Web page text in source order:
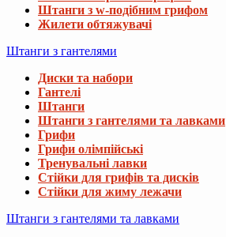
Штанги з w-подібним грифом
Жилети обтяжувачі
Штанги з гантелями
Диски та набори
Гантелі
Штанги
Штанги з гантелями та лавками
Грифи
Грифи олімпійські
Тренувальні лавки
Стійки для грифів та дисків
Стійки для жиму лежачи
Штанги з гантелями та лавками